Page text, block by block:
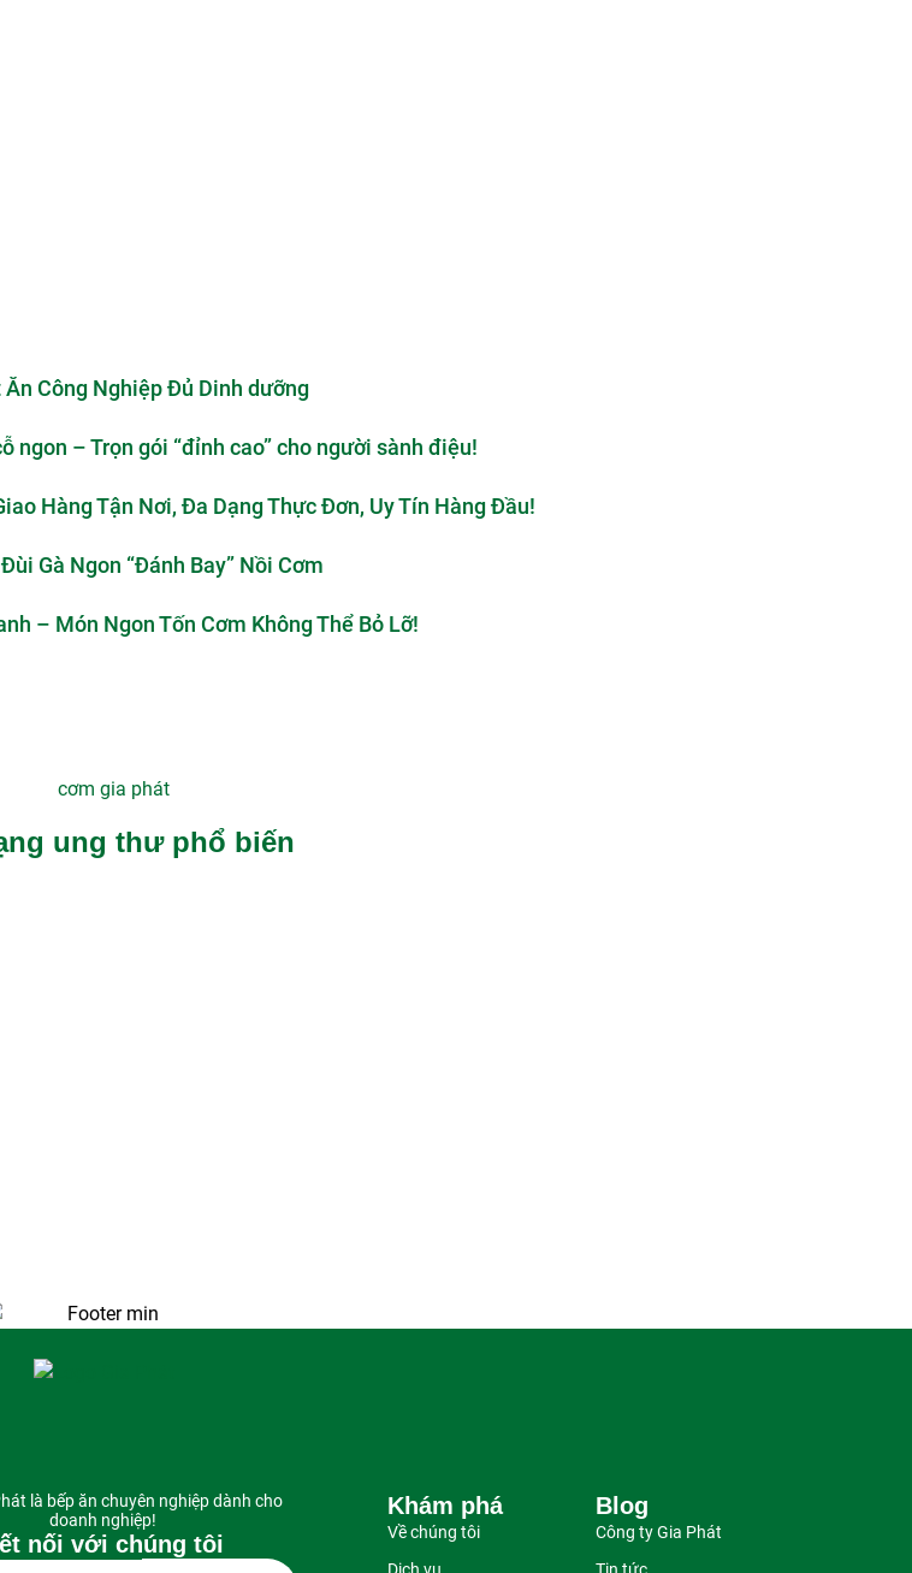
Công Nghiệp Đủ Dinh dưỡng
ngon – Trọn gói “đỉnh cao” cho người sành điệu!
Hàng Tận Nơi, Đa Dạng Thực Đơn, Uy Tín Hàng Đầu!
Gà Ngon “Đánh Bay” Nồi Cơm
– Món Ngon Tốn Cơm Không Thể Bỏ Lỡ!
ung thư phổ biến
là bếp ăn chuyên nghiệp dành cho
doanh nghiệp!
nối với chúng tôi
Khám phá
Về chúng tôi
Blog
Công ty Gia Phát